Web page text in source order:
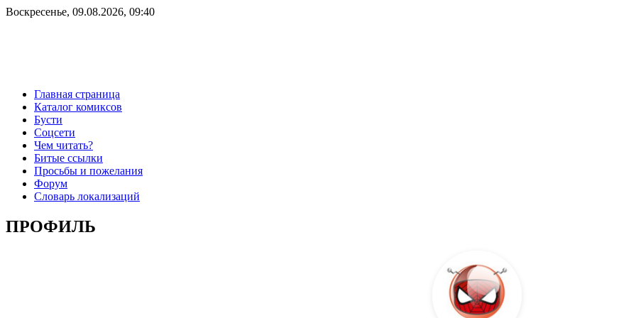
Воскресенье, 09.08.2026, 09:40
Главная страница
Каталог комиксов
Бусти
Соцсети
Чем читать?
Битые ссылки
Просьбы и пожелания
Форум
Словарь локализаций
ПРОФИЛЬ